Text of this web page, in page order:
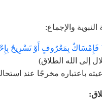
النبوية والإجماع:
فَإِمْسَاكٌ بِمَعْرُوفٍ أَوْ تَسْرِيحٌ
إلى الله الطلاق)
باعتباره مخرجًا عند